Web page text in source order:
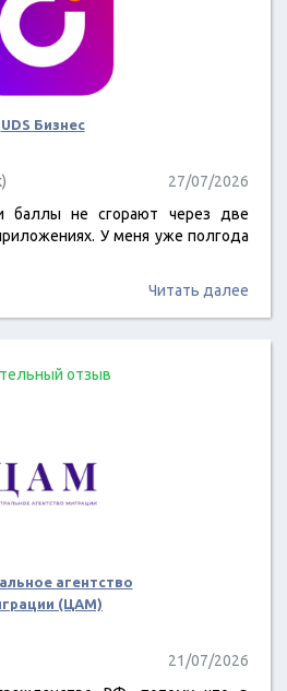
UDS Бизнес
27/07/2026
баллы не сгорают через две
У меня уже полгода
Читать далее
отзыв
агентство
(ЦАМ)
21/07/2026